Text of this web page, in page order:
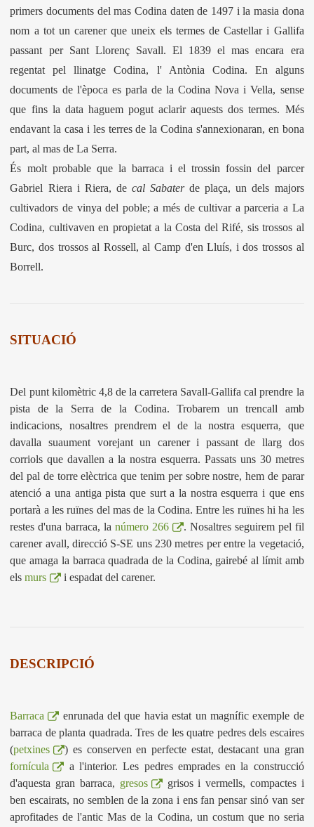
primers documents del mas Codina daten de 1497 i la masia dona
nom a tot un carener que uneix els termes de Castellar i Gallifa
passant per Sant Llorenç Savall. El 1839 el mas encara era
regentat pel llinatge Codina, l' Antònia Codina. En alguns
documents de l'època es parla de la Codina Nova i Vella, sense
que fins la data haguem pogut aclarir aquests dos termes. Més
endavant la casa i les terres de la Codina s'annexionaran, en bona
part, al mas de La Serra.
És molt probable que la barraca i el trossin fossin del parcer
Gabriel Riera i Riera, de cal Sabaterde plaça, un dels majors
cultivadors de vinya del poble; a més de cultivar a parceria a La
Codina, cultivaven en propietat a la Costa del Rifé, sis trossos al
Burc, dos trossos al Rossell, al Camp d'en Lluís, i dos trossos al
Borrell.
SITUACIÓ
Del punt kilomètric 4,8 de la carretera Savall-Gallifa cal prendre la
pista de la Serra de la Codina. Trobarem un trencall amb
indicacions, nosaltres prendrem el de la nostra esquerra, que
davalla suaument vorejant un carener i passant de llarg dos
corriols que davallen a la nostra esquerra. Passats uns 30 metres
del pal de torre elèctrica que tenim per sobre nostre, hem de parar
atenció a una antiga pista que surt a la nostra esquerra i que ens
portarà a les ruïnes del mas de la Codina. Entre les ruïnes hi ha les
restes d'una barraca, lanúmero 266
. Nosaltres seguirem pel fil
carener avall, direcció S-SE uns 230 metres per entre la vegetació,
que amaga la barraca quadrada de la Codina, gairebé al límit amb
elsmurs i espadat del carener.
DESCRIPCIÓ
Barraca
enrunada del que havia estat un magnífic exemple de
barraca de planta quadrada. Tres de les quatre pedres dels escaires
(petxines
) es conserven en perfecte estat, destacant una gran
fornícula
a l'interior. Les pedres emprades en la construcció
d'aquesta gran barraca, gresos
grisos i vermells, compactes i
ben escairats, no semblen de la zona i ens fan pensar sinó van ser
aprofitades de l'antic Mas de la Codina, un costum que no seria